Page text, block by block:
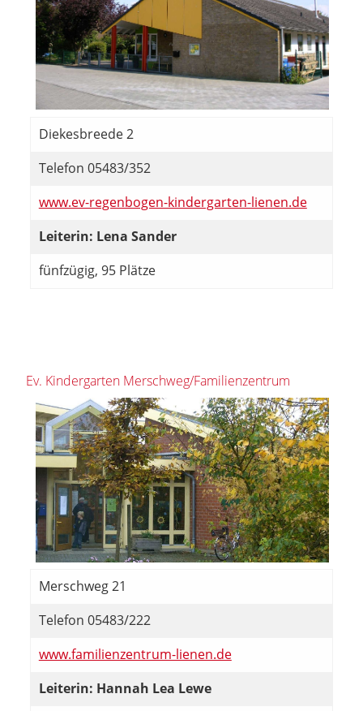
Diekesbreede 2
Telefon 05483/352
www.ev-regenbogen-kindergarten-lienen.de
Leiterin: Lena Sander
fünfzügig, 95 Plätze
Ev. Kindergarten Merschweg/Familienzentrum
Merschweg 21
Telefon 05483/222
www.familienzentrum-lienen.de
Leiterin: Hannah Lea Lewe